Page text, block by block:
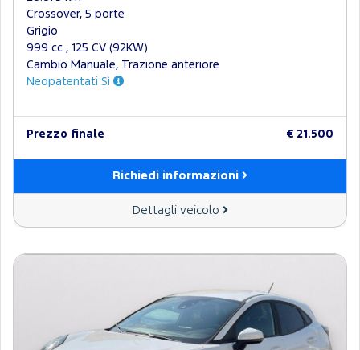
Crossover, 5 porte
Grigio
999 cc , 125 CV (92KW)
Cambio Manuale, Trazione anteriore
Neopatentati Sì
Prezzo finale € 21.500
Richiedi informazioni
Dettagli veicolo